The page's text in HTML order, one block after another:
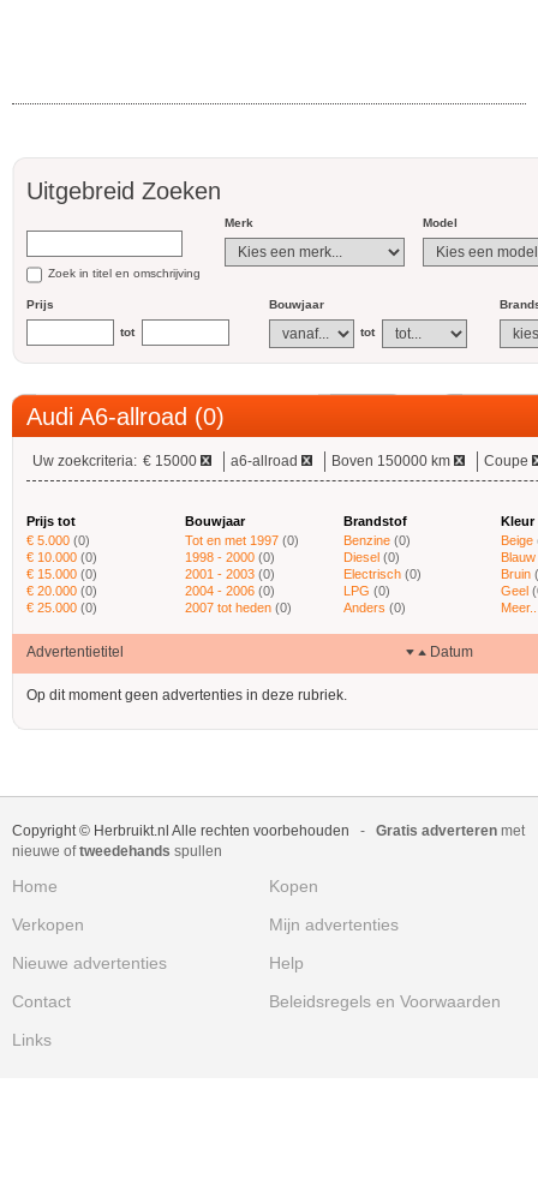
Uitgebreid Zoeken
Zoek in titel en omschrijving
Merk Model
Prijs
tot
Bouwjaar
tot
Audi A6-allroad (0)
Uw zoekcriteria: € 15000 a6-allroad Boven 150000 km Coupe
Prijs tot
€ 5.000 (0)
€ 10.000 (0)
€ 15.000 (0)
€ 20.000 (0)
€ 25.000 (0)
Bouwjaar
Tot en met 1997 (0)
1998 - 2000 (0)
2001 - 2003 (0)
2004 - 2006 (0)
2007 tot heden (0)
Brandstof
Benzine (0)
Diesel (0)
Electrisch (0)
LPG (0)
Anders (0)
Kleur
Beige
Blauw
Bruin
Geel
Advertentietitel Datum
Op dit moment geen advertenties in deze rubriek.
Copyright © Herbruikt.nl Alle rechten voorbehouden - Gratis adverteren met
nieuwe oftweedehands spullen
Home
Kopen
Verkopen
Mijn advertenties
Nieuwe advertenties
Help
Contact
Beleidsregels en Voorwaarden
Links